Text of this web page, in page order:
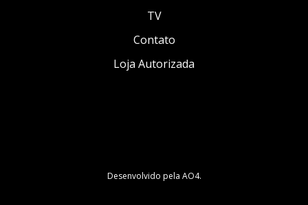
TV
Contato
Loja Autorizada
Desenvolvido pela AO4.